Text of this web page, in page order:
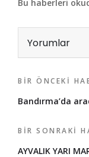
Bu haberleri
Yorumlar
BIR ÖNCEKI
Bandırma’da
BIR SONRAKI
AYVALIK YARI